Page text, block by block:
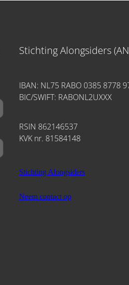
Stichting Alongsiders
IBAN: NL75 RABO 0385 8778
BIC/SWIFT: RABONL2UXXX
RSIN 862146537
KVK nr. 81584148
Stichting Alongsiders
Neem contact op